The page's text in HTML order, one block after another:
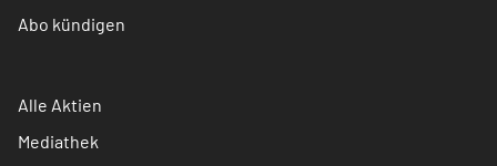
Abo kündigen
Alle Aktien
Mediathek